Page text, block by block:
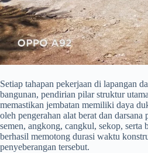
​Setiap tahapan pekerjaan di lapangan
bangunan, pendirian pilar struktur
memastikan jembatan memiliki daya
oleh pengerahan alat berat dan
semen, angkong, cangkul, sekop, serta
berhasil memotong durasi waktu
penyeberangan tersebut.